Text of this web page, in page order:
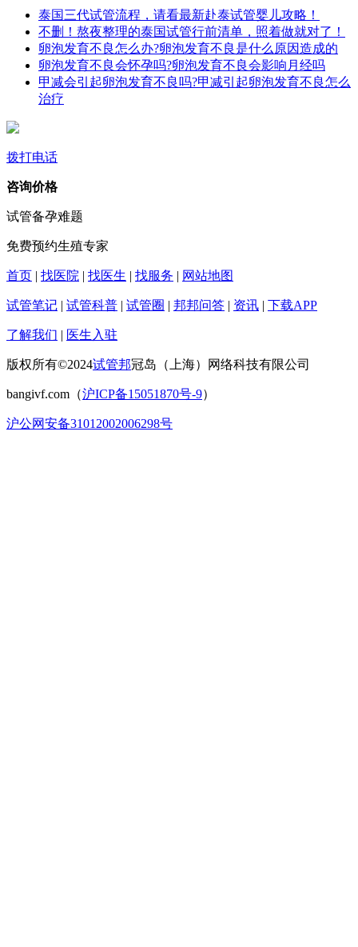
泰国三代试管流程，请看最新赴泰试管婴儿攻略！
不删！熬夜整理的泰国试管行前清单，照着做就对了！
卵泡发育不良怎么办?卵泡发育不良是什么原因造成的
卵泡发育不良会怀孕吗?卵泡发育不良会影响月经吗
甲减会引起卵泡发育不良吗?甲减引起卵泡发育不良怎么
治疗
拨打电话
咨询价格
试管备孕难题
免费预约生殖专家
首页 | 找医院 | 找医生 | 找服务 | 网站地图
试管笔记 | 试管科普 | 试管圈 | 邦邦问答 | 资讯 | 下载APP
了解我们 | 医生入驻
版权所有©2024试管邦冠岛（上海）网络科技有限公司
bangivf.com（沪ICP备15051870号-9）
沪公网安备31012002006298号